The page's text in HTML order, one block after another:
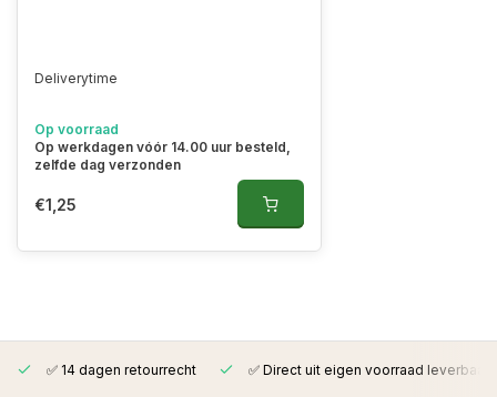
Deliverytime
Op voorraad
Op werkdagen vóór 14.00 uur besteld,
zelfde dag verzonden
€1,25
✅ 14 dagen retourrecht ✅ Direct uit eigen voorraad leverbaar